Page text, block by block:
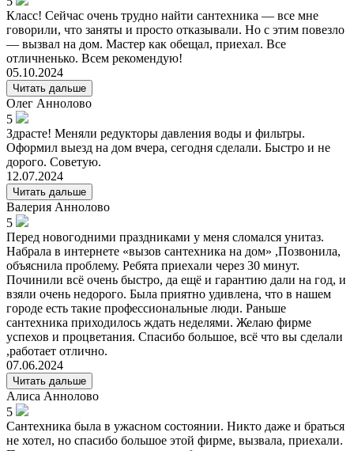
Класс! Сейчас очень трудно найти сантехника — все мне
говорили, что заняты и просто отказывали. Но с этим повезло
— вызвал на дом. Мастер как обещал, приехал. Все
отличненько. Всем рекомендую!
05.10.2024
Читать дальше
Олег Аннолово
5
Здрасте! Меняли редукторы давления воды и фильтры.
Оформил выезд на дом вчера, сегодня сделали. Быстро и не
дорого. Советую.
12.07.2024
Читать дальше
Валерия Аннолово
5
Перед новогодними праздниками у меня сломался унитаз.
Набрала в интернете «вызов сантехника на дом» ,Позвонила,
объяснила проблему. Ребята приехали через 30 минут.
Починили всё очень быстро, да ещё и гарантию дали на год, и
взяли очень недорого. Была приятно удивлена, что в нашем
городе есть такие профессиональные люди. Раньше
сантехника приходилось ждать неделями. Желаю фирме
успехов и процветания. Спасибо большое, всё что вы сделали
,работает отлично.
07.06.2024
Читать дальше
Алиса Аннолово
5
Сантехника была в ужасном состоянии. Никто даже и браться
не хотел, но спасибо большое этой фирме, вызвала, приехали.